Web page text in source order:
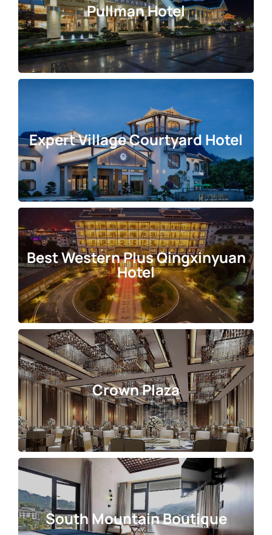
Pullman Hotel
Expert Village Courtyard Hotel
Best Western Plus Qingxinyuan
Hotel
Crown Plaza
South Mountain Boutique